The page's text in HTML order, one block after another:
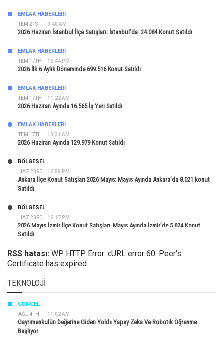
TEM 21ST 9:40 AM
EMLAK HABERLERI
2026 Haziran İstanbul İlçe Satışları: İstanbul’da 24.084 Konut Satıldı
TEM 17TH 12:44 PM
EMLAK HABERLERI
2026 İlk 6 Aylık Döneminde 699.516 Konut Satıldı
TEM 17TH 11:22 AM
EMLAK HABERLERI
2026 Haziran Ayında 16.565 İş Yeri Satıldı
TEM 17TH 10:31 AM
EMLAK HABERLERI
2026 Haziran Ayında 129.979 Konut Satıldı
HAZ 23RD 12:59 PM
BÖLGESEL
Ankara İlçe Konut Satışları 2026 Mayıs: Mayıs Ayında Ankara’da 8.021 konut
Satıldı
HAZ 23RD 12:17 PM
BÖLGESEL
2026 Mayıs İzmir İlçe Konut Satışları: Mayıs Ayında İzmir’de 5.624 Konut
Satıldı
RSS hatası: WP HTTP Error: cURL error 60: Peer's
Certificate has expired.
TEKNOLOJI
AĞU 4TH 11:02 AM
GÜNCEL
Gayrimenkulün Değerine Giden Yolda Yapay Zeka Ve Robotik Öğrenme
Başlıyor